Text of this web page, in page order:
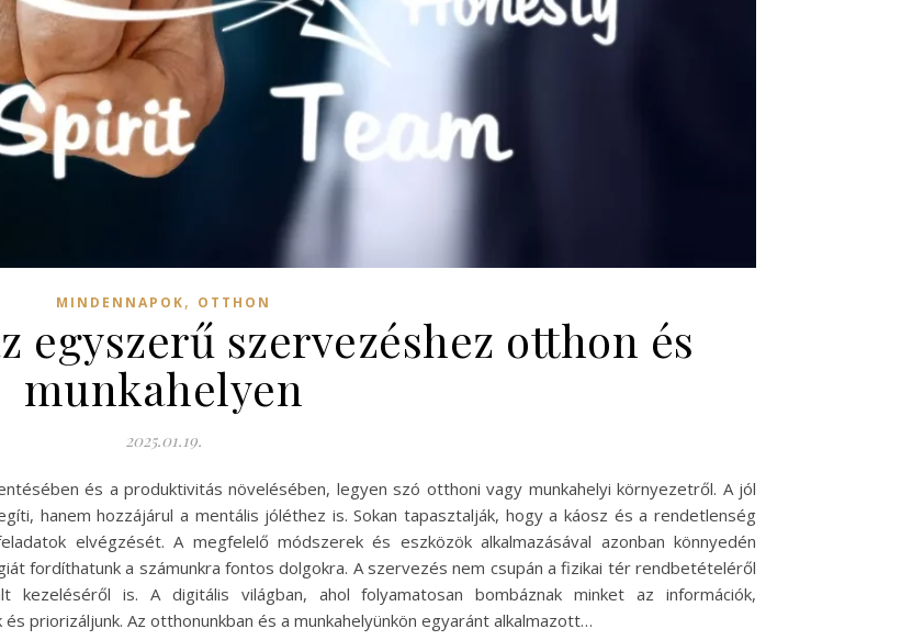
MINDENNAPOK, OTTHON
egyszerű szervezéshez otthon és
munkahelyen
2025.01.19.
és a produktivitás növelésében, legyen szó otthoni vagy munkahelyi környezetről. A jól
hanem hozzájárul a mentális jóléthez is. Sokan tapasztalják, hogy a káosz és a rendetlenség
elvégzését. A megfelelő módszerek és eszközök alkalmazásával azonban könnyedén
fordíthatunk a számunkra fontos dolgokra. A szervezés nem csupán a fizikai tér rendbetételéről
kezeléséről is. A digitális világban, ahol folyamatosan bombáznak minket az információk,
priorizáljunk. Az otthonunkban és a munkahelyünkön egyaránt alkalmazott…